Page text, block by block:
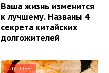
Ваша жизнь изменится
к лучшему. Названы 4
секрета китайских
долгожителей
ЛУЧШЕЕ